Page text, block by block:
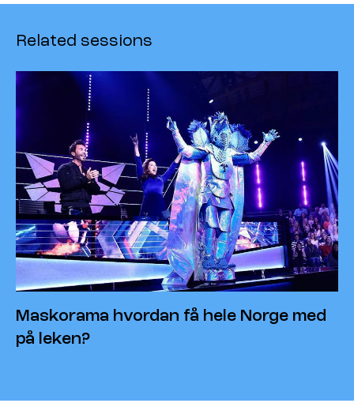
Related sessions
Maskorama hvordan få hele Norge med
på leken?